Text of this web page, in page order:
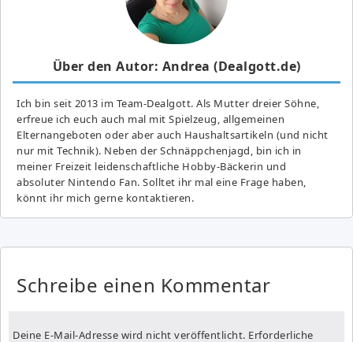
Über den Autor: Andrea (Dealgott.de)
Ich bin seit 2013 im Team-Dealgott. Als Mutter dreier Söhne,
erfreue ich euch auch mal mit Spielzeug, allgemeinen
Elternangeboten oder aber auch Haushaltsartikeln (und nicht
nur mit Technik). Neben der Schnäppchenjagd, bin ich in
meiner Freizeit leidenschaftliche Hobby-Bäckerin und
absoluter Nintendo Fan. Solltet ihr mal eine Frage haben,
könnt ihr mich gerne kontaktieren.
Schreibe einen Kommentar
Deine E-Mail-Adresse wird nicht veröffentlicht. Erforderliche